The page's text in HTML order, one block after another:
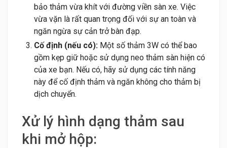
bảo thảm vừa khít với đường viền sàn xe. Việc
vừa vặn là rất quan trọng đối với sự an toàn và
ngăn ngừa sự cản trở bàn đạp.
Cố định (nếu có): Một số thảm 3W có thể bao
gồm kẹp giữ hoặc sử dụng neo thảm sàn hiện có
của xe bạn. Nếu có, hãy sử dụng các tính năng
này để cố định thảm và ngăn không cho thảm bị
dịch chuyển.
Xử lý hình dạng thảm sau
khi mở hộp: